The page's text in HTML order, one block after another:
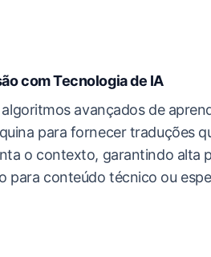
com Tecnologia de IA
avançados de
para fornecer traduções
o contexto, garantindo alta
para conteúdo técnico ou